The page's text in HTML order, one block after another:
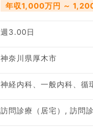
年収1,000万円 ～
週3.00日
神奈川県厚木市